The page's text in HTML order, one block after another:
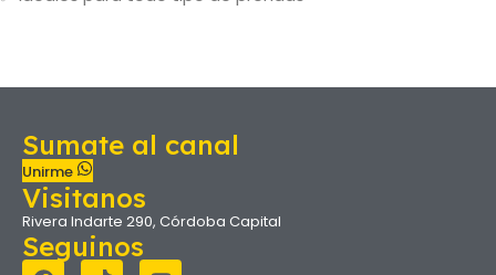
Sumate al canal
Unirme
Visitanos
Rivera Indarte 290, Córdoba Capital
Seguinos